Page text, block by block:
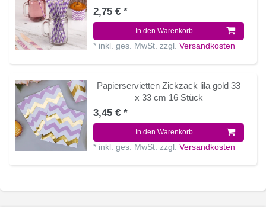
2,75 € *
In den Warenkorb
* inkl. ges. MwSt. zzgl.Versandkosten
Papierservietten Zickzack lila gold 33
x 33 cm 16 Stück
3,45 € *
In den Warenkorb
* inkl. ges. MwSt. zzgl.Versandkosten